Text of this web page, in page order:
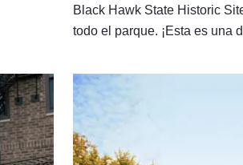
Black Hawk State Historic
todo el parque. ¡Esta es una
Explora las regiones: